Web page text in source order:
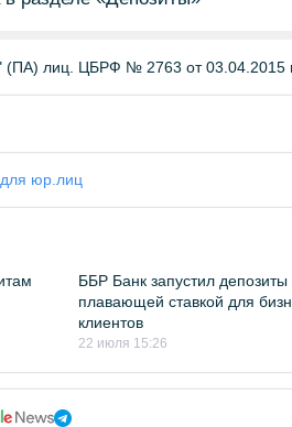
(ПА) лиц. ЦБРФ № 2763 от 03.04.2015
юр.лиц
ББР Банк запустил депозиты
плавающей ставкой для
клиентов
22 июля 15:26